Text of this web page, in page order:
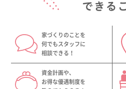
家づくりのことを
何でもスタッフに
相談できる！
資金計画や、
お得な優遇制度を
オーナー様専
採用情